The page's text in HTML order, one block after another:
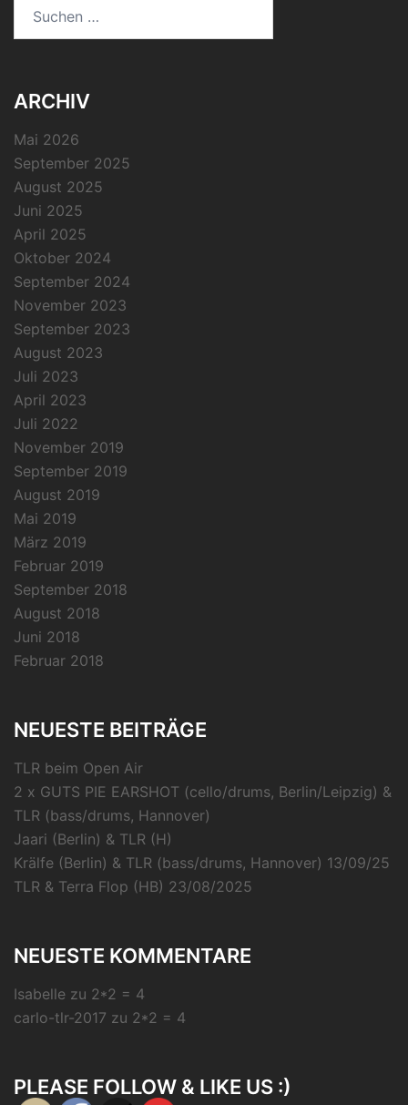
ARCHIV
Mai 2026
September 2025
August 2025
Juni 2025
April 2025
Oktober 2024
September 2024
November 2023
September 2023
August 2023
Juli 2023
April 2023
Juli 2022
November 2019
September 2019
August 2019
Mai 2019
März 2019
Februar 2019
September 2018
August 2018
Juni 2018
Februar 2018
NEUESTE BEITRÄGE
TLR beim Open Air
2 x GUTS PIE EARSHOT (cello/drums, Berlin/Leipzig) &
TLR (bass/drums, Hannover)
Jaari (Berlin) & TLR (H)
Krälfe (Berlin) & TLR (bass/drums, Hannover) 13/09/25
TLR & Terra Flop (HB) 23/08/2025
NEUESTE KOMMENTARE
Isabelle zu 2*2 = 4
carlo-tlr-2017 zu 2*2 = 4
PLEASE FOLLOW & LIKE US :)